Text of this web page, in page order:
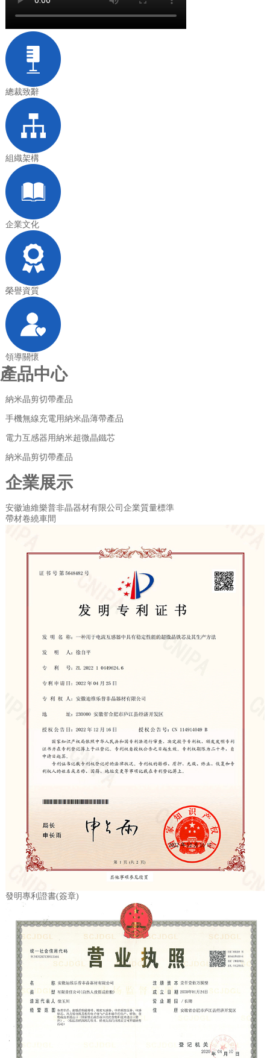
總裁致辭
組織架構
企業文化
榮譽資質
領導關懷
產品中心
納米晶剪切帶產品
手機無線充電用納米晶薄帶產品
電力互感器用納米超微晶鐵芯
納米晶剪切帶產品
企業展示
安徽迪維樂普非晶器材有限公司企業質量標準
帶材卷繞車間
發明專利證書(簽章)